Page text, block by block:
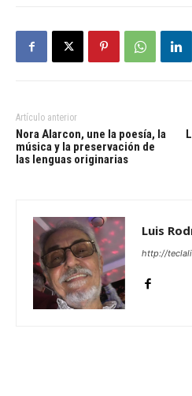
Artículo anterior
Nora Alarcon, une la poesía, la
música y la preservación de
las lenguas originarias
Luis
http://